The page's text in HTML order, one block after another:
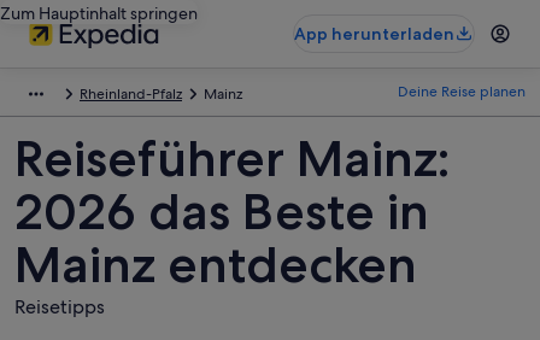
Zum Hauptinhalt springen
App herunterladen
Rheinland-Pfalz Mainz Deine Reise planen
Reiseführer Mainz:
2026 das Beste in
Mainz entdecken
Reisetipps